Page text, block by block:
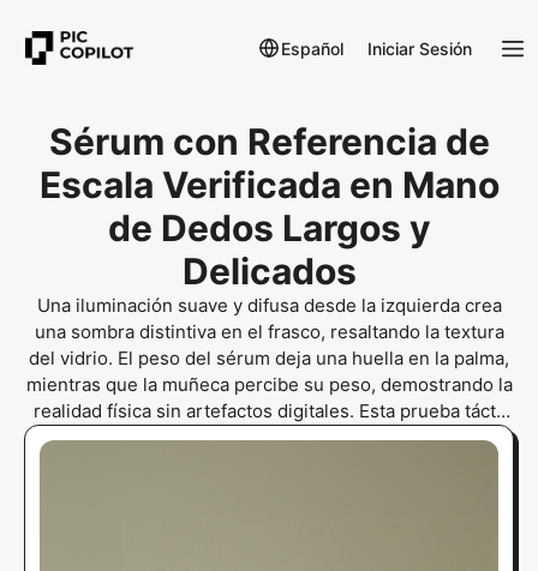
Español Iniciar Sesión
Sérum con Referencia de
Escala Verificada en Mano
de Dedos Largos y
Delicados
Una iluminación suave y difusa desde la izquierda crea
una sombra distintiva en el frasco, resaltando la textura
del vidrio. El peso del sérum deja una huella en la palma,
mientras que la muñeca percibe su peso, demostrando la
realidad física sin artefactos digitales. Esta prueba táctil
es crítica para la confianza en el cuidado facial premium.